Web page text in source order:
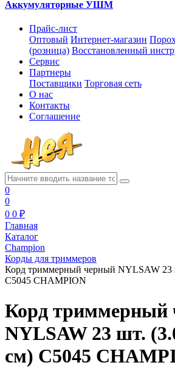
Аккумуляторные УШМ
Прайс-лист
Оптовый Интернет-магазин
(розница) Восстановленный
Сервис
Партнеры
Поставщики Торговая сеть
О нас
Контакты
Соглашение
0
0
0 0 ₽
Главная
Каталог
Champion
Корды для триммеров
Корд триммерный черный NYLSAW 23
C5045 CHAMPION
Корд триммерный
NYLSAW 23 шт.
см) C5045